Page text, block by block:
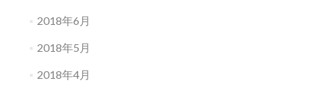
2018年6月
2018年5月
2018年4月